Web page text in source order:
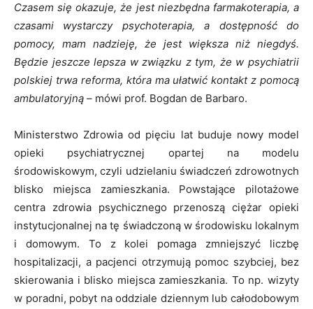
Czasem się okazuje, że jest niezbędna farmakoterapia, a
czasami wystarczy psychoterapia, a dostępność do
pomocy, mam nadzieję, że jest większa niż niegdyś.
Będzie jeszcze lepsza w związku z tym, że w psychiatrii
polskiej trwa reforma, która ma ułatwić kontakt z pomocą
ambulatoryjną – mówi prof. Bogdan de Barbaro.
Ministerstwo Zdrowia od pięciu lat buduje nowy model
opieki psychiatrycznej opartej na modelu
środowiskowym, czyli udzielaniu świadczeń zdrowotnych
blisko miejsca zamieszkania. Powstające pilotażowe
centra zdrowia psychicznego przenoszą ciężar opieki
instytucjonalnej na tę świadczoną w środowisku lokalnym
i domowym. To z kolei pomaga zmniejszyć liczbę
hospitalizacji, a pacjenci otrzymują pomoc szybciej, bez
skierowania i blisko miejsca zamieszkania. To np. wizyty
w poradni, pobyt na oddziale dziennym lub całodobowym